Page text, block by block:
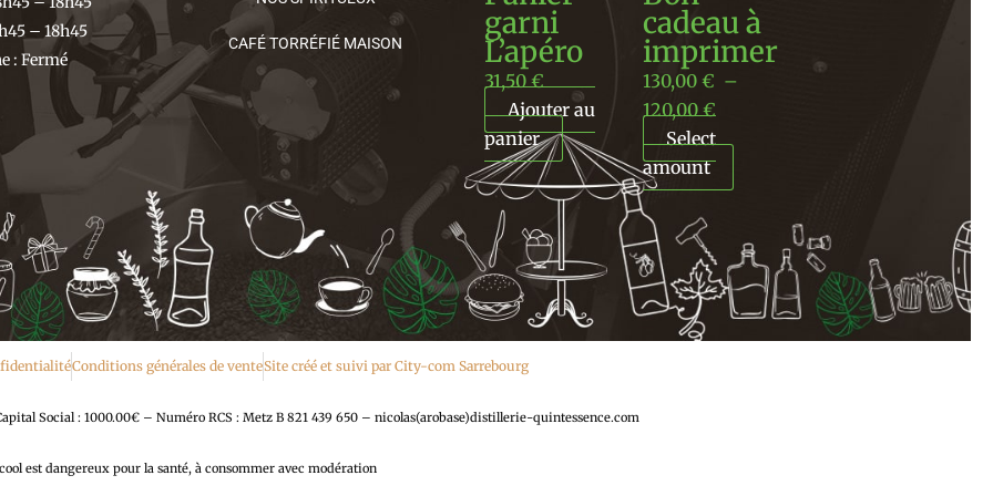
– 18h45
: Fermé
CAFÉ TORRÉFIÉ MAISON
garni
L’apéro
31,50€
Ajouter au
panier
cadeau à
imprimer
130,00 € –
120,00€
Select
amount
Conditions générales de venteSite créé et suivi par City-com Sarrebourg
Social : 1000.00€ – Numéro RCS : Metz B 821 439 650 – nicolas(arobase)distillerie-quintessence.com
est dangereux pour la santé, à consommer avec modération